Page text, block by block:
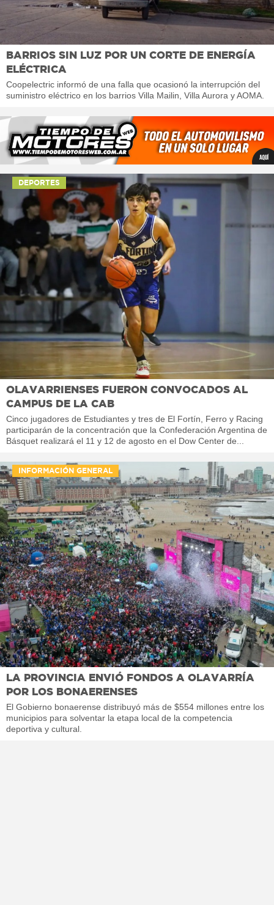
BARRIOS SIN LUZ POR UN CORTE DE ENERGÍA
ELÉCTRICA
Coopelectric informó de una falla que ocasionó la interrupción del
suministro eléctrico en los barrios Villa Mailin, Villa Aurora y AOMA.
DEPORTES
OLAVARRIENSES FUERON CONVOCADOS AL
CAMPUS DE LA CAB
Cinco jugadores de Estudiantes y tres de El Fortín, Ferro y Racing
participarán de la concentración que la Confederación Argentina de
Básquet realizará el 11 y 12 de agosto en el Dow Center de...
INFORMACIÓN GENERAL
LA PROVINCIA ENVIÓ FONDOS A OLAVARRÍA
POR LOS BONAERENSES
El Gobierno bonaerense distribuyó más de $554 millones entre los
municipios para solventar la etapa local de la competencia
deportiva y cultural.